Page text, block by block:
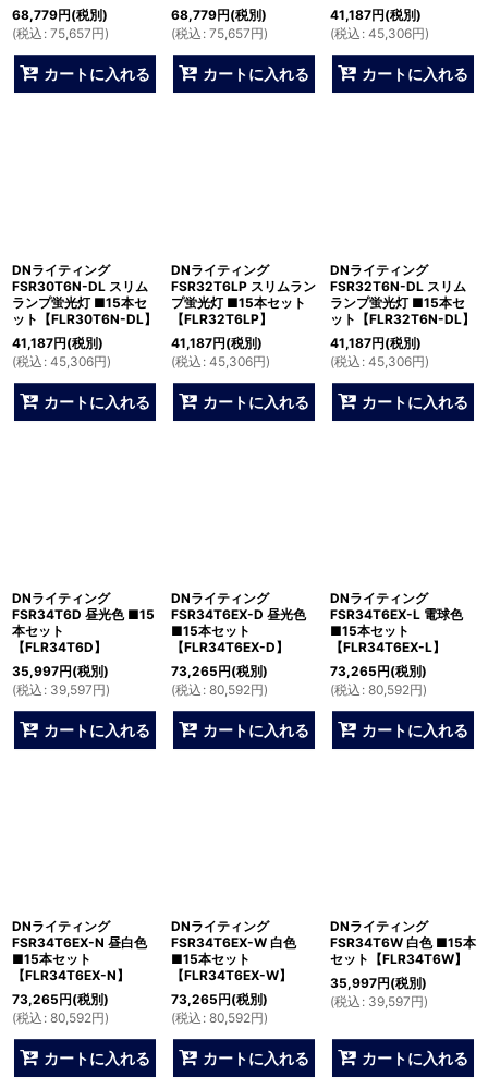
68,779円(税別)
(税込 : 75,657円)
カートに入れる
68,779円(税別)
(税込 : 75,657円)
カートに入れる
41,187円(税別)
(税込 : 45,306円)
カートに入れる
DNライティング
FSR30T6N-DL スリム
ランプ蛍光灯 ■15本セ
ット【FLR30T6N-DL】
41,187円(税別)
(税込 : 45,306円)
カートに入れる
DNライティング
FSR32T6LP スリムラン
プ蛍光灯 ■15本セット
【FLR32T6LP】
41,187円(税別)
(税込 : 45,306円)
カートに入れる
DNライティング
FSR32T6N-DL スリム
ランプ蛍光灯 ■15本セ
ット【FLR32T6N-DL】
41,187円(税別)
(税込 : 45,306円)
カートに入れる
DNライティング
FSR34T6D 昼光色 ■15
本セット
【FLR34T6D】
35,997円(税別)
(税込 : 39,597円)
カートに入れる
DNライティング
FSR34T6EX-D 昼光色
■15本セット
【FLR34T6EX-D】
73,265円(税別)
(税込 : 80,592円)
カートに入れる
DNライティング
FSR34T6EX-L 電球色
■15本セット
【FLR34T6EX-L】
73,265円(税別)
(税込 : 80,592円)
カートに入れる
DNライティング
FSR34T6EX-N 昼白色
■15本セット
【FLR34T6EX-N】
73,265円(税別)
(税込 : 80,592円)
カートに入れる
DNライティング
FSR34T6EX-W 白色
■15本セット
【FLR34T6EX-W】
73,265円(税別)
(税込 : 80,592円)
カートに入れる
DNライティング
FSR34T6W 白色 ■15本
セット【FLR34T6W】
35,997円(税別)
(税込 : 39,597円)
カートに入れる